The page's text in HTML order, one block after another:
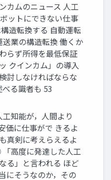
カムのニュース 人工
ットにできない仕事
造転換する 自動運転
業の構造転換 働くか
らず所得を最低保証
クインカム」の導入
討しなければならな
る識者も 53
知能が，人間より
価に仕事がで きるよ
真剣に考えらえるよ
高度に発達した人工
る」と言われる ほど
にそうなのか，その